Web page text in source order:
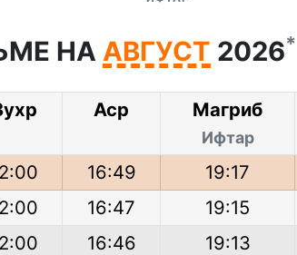
НА АВГУСТ 2026*
Аср Магриб
Ифтар
16:49 19:17
16:47 19:15
16:46 19:13